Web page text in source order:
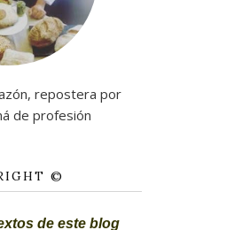
repostera por
de profesión
©
de este blog